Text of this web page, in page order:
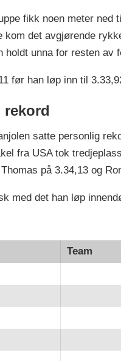
fikk noen meter ned
det avgjørende
unna for resten av
før han løp inn til
rekord
satte personlig
fra USA tok
på 3.34,13 og
med det han løp
Team